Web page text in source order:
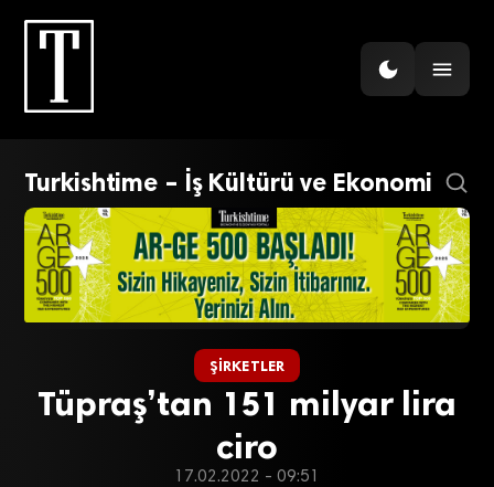
Turkishtime – İş Kültürü ve Ekonomi
ŞIRKETLER
Tüpraş’tan 151 milyar lira
ciro
17.02.2022 - 09:51